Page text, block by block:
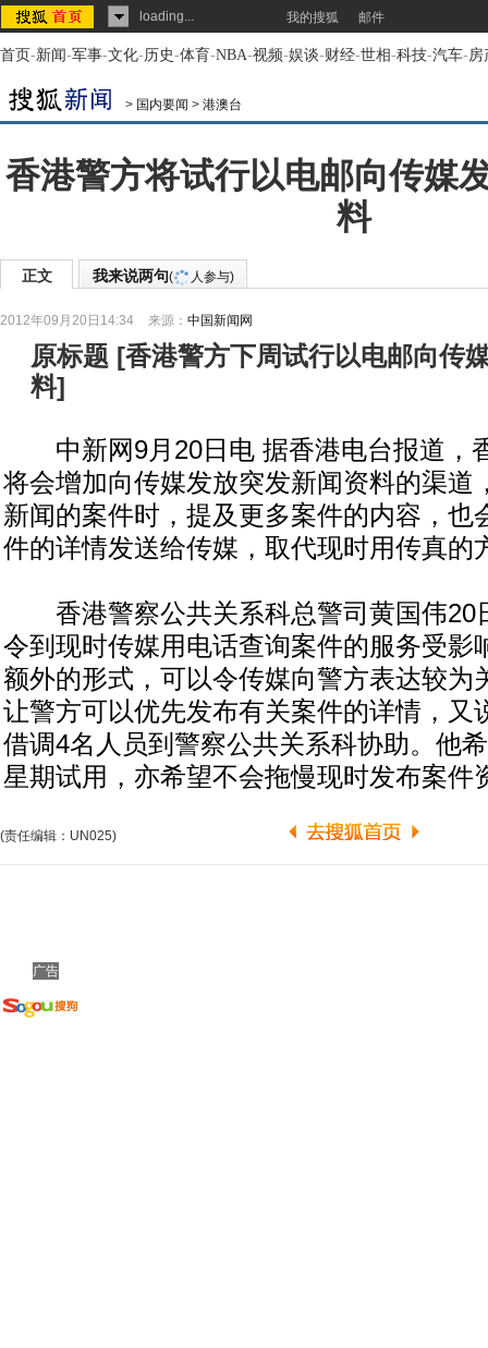
loading... 我的搜狐 邮件
首页-新闻-军事-文化-历史-体育-NBA-视频-娱谈-财经-世相-科技-汽车-房
> 国内要闻 > 港澳台
香港警方将试行以电邮向传媒
料
正文 我来说两句( 人参与)
2012年09月20日14:34 来源： 中国新闻网
原标题 [香港警方下周试行以电邮向传
料]
中新网9月20日电 据香港电台报道，
将会增加向传媒发放突发新闻资料的渠道
新闻的案件时，提及更多案件的内容，也
件的详情发送给传媒，取代现时用传真的
香港警察公共关系科总警司黄国伟20
令到现时传媒用电话查询案件的服务受影
额外的形式，可以令传媒向警方表达较为
让警方可以优先发布有关案件的详情，又
借调4名人员到警察公共关系科协助。他
星期试用，亦希望不会拖慢现时发布案件
(责任编辑：UN025)
广告